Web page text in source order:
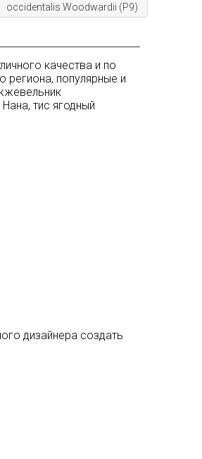
occidentalis Woodwardii (Р9)
качества и по
региона, популярные и
тис ягодный
дизайнера создать